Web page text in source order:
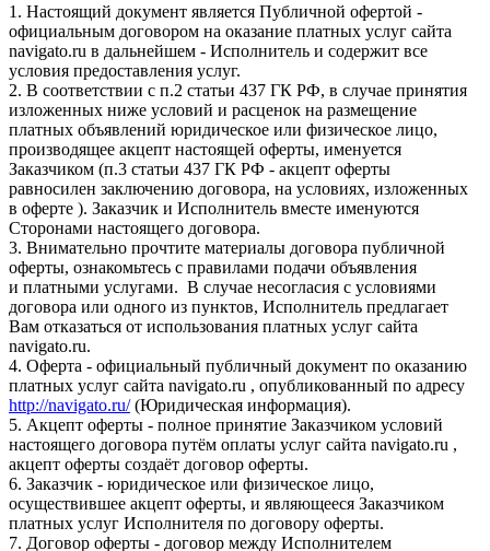
1. Настоящий документ является Публичной офертой -
официальным договором на оказание платных услуг сайта
navigato.ru в дальнейшем - Исполнитель и содержит все
условия предоставления услуг.
2. В соответствии с п.2 статьи 437 ГК РФ, в случае принятия
изложенных ниже условий и расценок на размещение
платных объявлений юридическое или физическое лицо,
производящее акцепт настоящей оферты, именуется
Заказчиком (п.3 статьи 437 ГК РФ - акцепт оферты
равносилен заключению договора, на условиях, изложенных
в оферте ). Заказчик и Исполнитель вместе именуются
Сторонами настоящего договора.
3. Внимательно прочтите материалы договора публичной
оферты, ознакомьтесь с правилами подачи объявления
и платными услугами. В случае несогласия с условиями
договора или одного из пунктов, Исполнитель предлагает
Вам отказаться от использования платных услуг сайта
navigato.ru.
4. Оферта - официальный публичный документ по оказанию
платных услуг сайта navigato.ru , опубликованный по адресу
http://navigato.ru/(Юридическая информация).
5. Акцепт оферты - полное принятие Заказчиком условий
настоящего договора путём оплаты услуг сайта navigato.ru ,
акцепт оферты создаёт договор оферты.
6. Заказчик - юридическое или физическое лицо,
осуществившее акцепт оферты, и являющееся Заказчиком
платных услуг Исполнителя по договору оферты.
7. Договор оферты - договор между Исполнителем